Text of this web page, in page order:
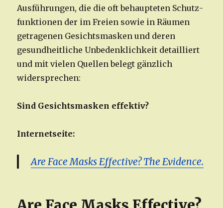
Ausführungen, die die oft behaupteten Schutz­
funktionen der im Freien sowie in Räumen
getragenen Gesichtsmasken und deren
gesund­heitliche Unbedenklichkeit detailliert
und mit vielen Quellen belegt gänzlich
widersprechen:
Sind Gesichtsmasken effektiv?
Internetseite:
Are Face Masks Effective? The Evidence.